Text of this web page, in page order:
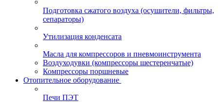
Подготовка сжатого воздуха (осушители, фильтры,
сепараторы)
Утилизация конденсата
Масла для компрессоров и пневмоинструмента
Воздуходувки (компрессоры шестеренчатые)
Компрессоры поршневые
Отопительное оборудование
Печи ПЭТ